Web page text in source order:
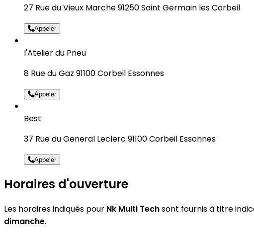
27 Rue du Vieux Marche 91250 Saint Germain les Corbeil
Appeler
l'Atelier du Pneu
8 Rue du Gaz 91100 Corbeil Essonnes
Appeler
Best
37 Rue du General Leclerc 91100 Corbeil Essonnes
Appeler
Horaires d'ouverture
Les horaires indiqués pour Nk Multi Techsont fournis à titre
dimanche.